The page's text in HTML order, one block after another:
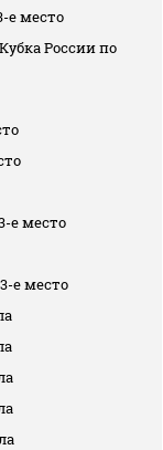
е место
России по
е место
е место